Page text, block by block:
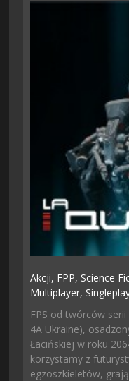
Akcji, FPP,Science
Multiplayer,
FPS od twórców
4A Ukraine),
Łacińskiej w roku
korzystamy z
egzoszkieletów,